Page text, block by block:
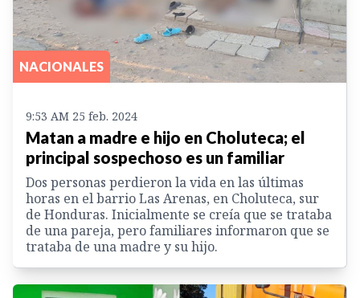
NACIONALES
9:53 AM 25 feb. 2024
Matan a madre e hijo en Choluteca; el
principal sospechoso es un familiar
Dos personas perdieron la vida en las últimas
horas en el barrio Las Arenas, en Choluteca, sur
de Honduras. Inicialmente se creía que se trataba
de una pareja, pero familiares informaron que se
trataba de una madre y su hijo.